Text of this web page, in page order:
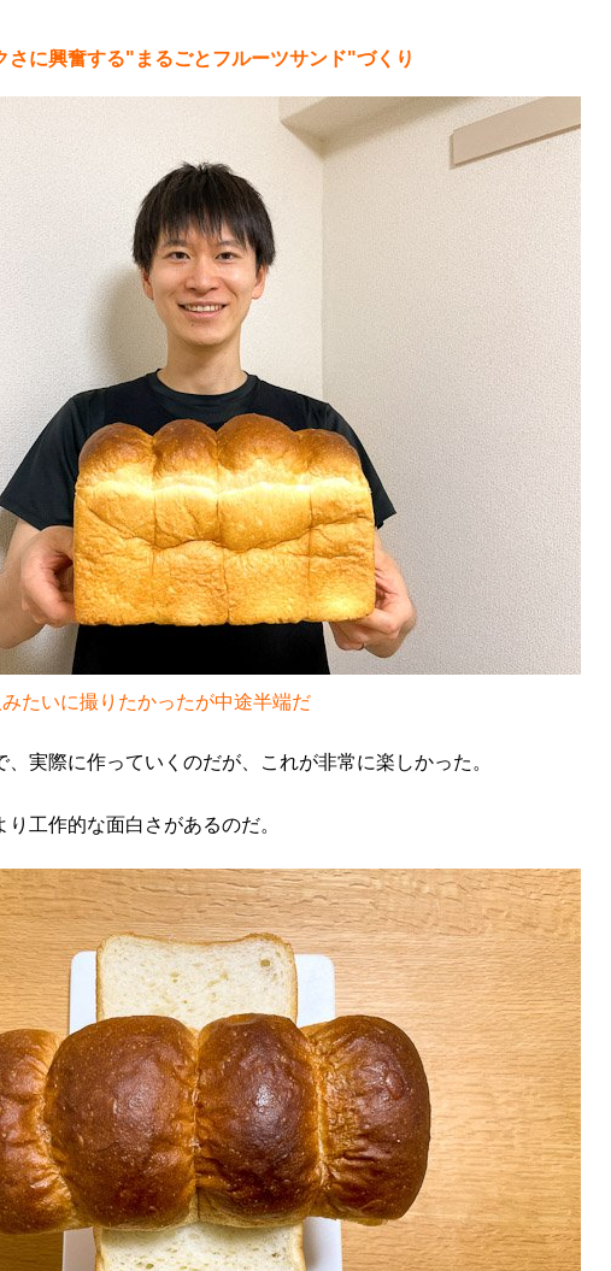
さに興奮する"まるごとフルーツサンド"づくり
たいに撮りたかったが中途半端だ
、実際に作っていくのだが、これが非常に楽しかった。
り工作的な面白さがあるのだ。